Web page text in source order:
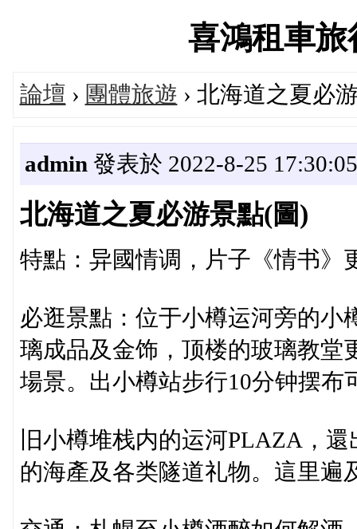
喜鴻租車
論壇 › 團體旅遊 › 北海道之夏必
admin 發表於 2022-8-25 17:30:05
北海道之夏必游景點(圖)
特點：异國情调，片子《情书》
必逛景點：位于小樽运河旁的小
璃成品及金饰，顶楼的玻璃教堂
場景。出小樽站步行10分钟摆布
旧小樽堆栈内的运河PLAZA，
的海產及各类隧道礼物。這里遍